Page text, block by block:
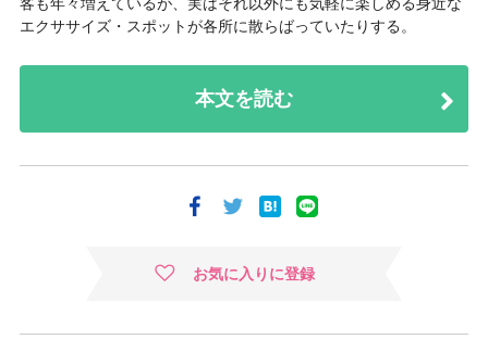
エクササイズ・スポットが各所に散らばっていたりする。
本文を読む
お気に入りに登録